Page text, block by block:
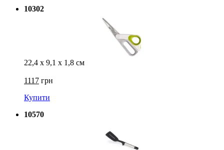
10302
22,4 х 9,1 х 1,8 см
1117 грн
Купити
10570